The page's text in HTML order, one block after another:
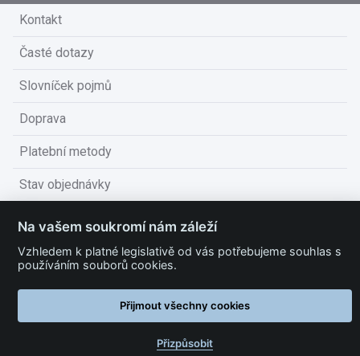
Kontakt
Časté dotazy
Slovníček pojmů
Doprava
Platební metody
Stav objednávky
Technické podmínky
Na vašem soukromí nám záleží
Vzhledem k platné legislativě od vás potřebujeme souhlas s
používáním souborů cookies.
Přijmout všechny cookies
Přizpůsobit